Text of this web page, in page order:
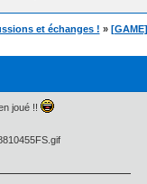
et échanges ! »
joué !!